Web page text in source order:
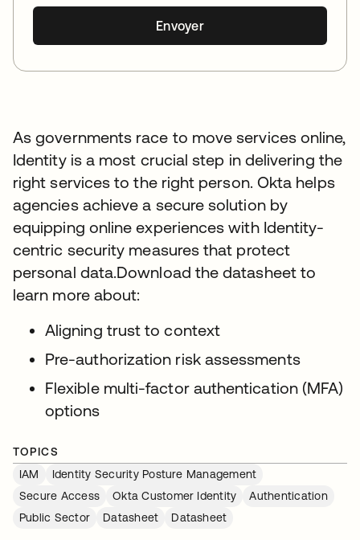
Envoyer
As governments race to move services online,
Identity is a most crucial step in delivering the
right services to the right person. Okta helps
agencies achieve a secure solution by
equipping online experiences with Identity-
centric security measures that protect
personal data.Download the datasheet to
learn more about:
Aligning trust to context
Pre-authorization risk assessments
Flexible multi-factor authentication (MFA)
options
TOPICS
IAM
Identity Security Posture Management
Secure Access
Okta Customer Identity
Authentication
Public Sector
Datasheet Datasheet